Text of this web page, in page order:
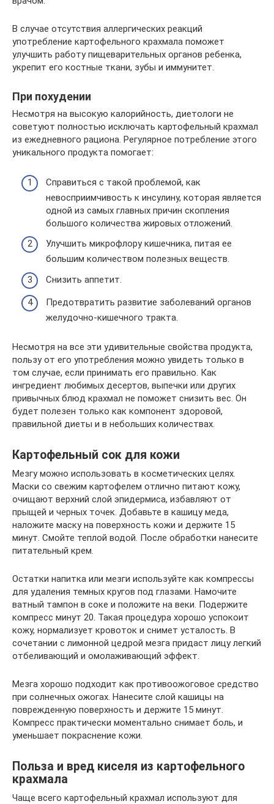
В случае отсутствия аллергических реакций
употребление картофельного крахмала поможет
улучшить работу пищеварительных органов ребенка,
укрепит его костные ткани, зубы и иммунитет.
При похудении
Несмотря на высокую калорийность, диетологи не
советуют полностью исключать картофельный крахмал
из ежедневного рациона. Регулярное потребление этого
уникального продукта помогает:
Справиться с такой проблемой, как
невосприимчивость к инсулину, которая является
одной из самых главных причин скопления
большого количества жировых отложений.
Улучшить микрофлору кишечника, питая ее
большим количеством полезных веществ.
Снизить аппетит.
Предотвратить развитие заболеваний органов
желудочно-кишечного тракта.
Несмотря на все эти удивительные свойства продукта,
пользу от его употребления можно увидеть только в
том случае, если принимать его правильно. Как
ингредиент любимых десертов, выпечки или других
привычных блюд крахмал не поможет снизить вес. Он
будет полезен только как компонент здоровой,
правильной диеты и в небольших количествах.
Картофельный сок для кожи
Мезгу можно использовать в косметических целях.
Маски со свежим картофелем отлично питают кожу,
очищают верхний слой эпидермиса, избавляют от
прыщей и черных точек. Добавьте в кашицу меда,
наложите маску на поверхность кожи и держите 15
минут. Смойте теплой водой. После обработки нанесите
питательный крем.
Остатки напитка или мезги используйте как компрессы
для удаления темных кругов под глазами. Намочите
ватный тампон в соке и положите на веки. Подержите
компресс минут 20. Такая процедура хорошо успокоит
кожу, нормализует кровоток и снимет усталость. В
сочетании с лимонной цедрой мезга придаст лицу легкий
отбеливающий и омолаживающий эффект.
Мезга хорошо подходит как противоожоговое средство
при солнечных ожогах. Нанесите слой кашицы на
поврежденную поверхность и держите 15 минут.
Компресс практически моментально снимает боль, и
уменьшает покраснение кожи.
Польза и вред киселя из картофельного
крахмала
Чаще всего картофельный крахмал используют для